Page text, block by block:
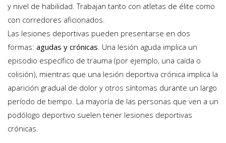
y nivel de habilidad. Trabajan tanto con atletas de élite como
con corredores aficionados.
Las lesiones deportivas pueden presentarse en dos
formas: agudas y crónicas . Una lesión aguda implica un
episodio específico de trauma (por ejemplo, una caída o
colisión), mientras que una lesión deportiva crónica implica la
aparición gradual de dolor y otros síntomas durante un largo
período de tiempo. La mayoría de las personas que ven a un
podólogo deportivo suelen tener lesiones deportivas
crónicas.